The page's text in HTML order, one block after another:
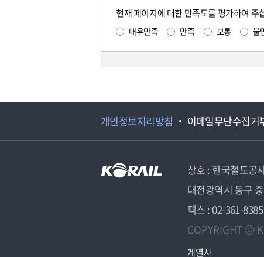
현재 페이지에 대한 만족도를 평가하여 주
매우만족 만족 보통 불
개인정보처리방침 이메일무단수집거
상호 : 한국철도공
대전광역시 동구
팩스 : 02-361-8385
COPYRIGHT ⓒ
계열사